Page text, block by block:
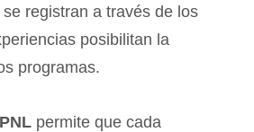
registran a través de los
posibilitan la
programas.
PNL permite que cada